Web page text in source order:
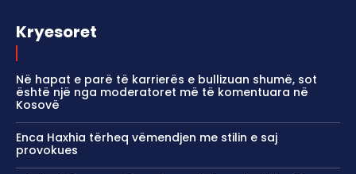
Kryesoret
Në hapat e parë të karrierës e bullizuan shumë, sot
është një nga moderatoret më të komentuara në
Kosovë
Enca Haxhia tërheq vëmendjen me stilin e saj
provokues